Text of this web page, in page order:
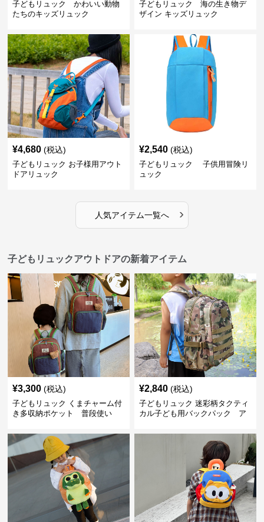
子どもリュック かわいい動物
たちのキッズリュック
子どもリュック 海の生き物デ
ザイン キッズリュック
¥4,680 (税込)
子どもリュック お子様用アウト
ドアリュック
¥2,540 (税込)
子どもリュック 子供用冒険リ
ュック
人気アイテム一覧へ ›
子どもリュックアウトドアの新着アイテム
¥3,300 (税込)
子どもリュック くまチャーム付
き多収納ポケット 普段使い
¥2,840 (税込)
子どもリュック 迷彩柄タクティ
カル子ども用バックパック ア